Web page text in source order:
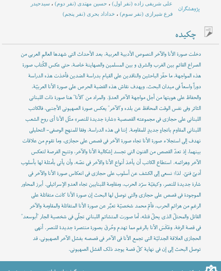
پژوهشگران علی شریفی زاده (نفر اول) ، حسین مهتدی (نفر دوم) ،سیدحیدر
فرع شیرازی (نفر سوم) ، خداداد بحری (نفر پنجم)
چکیده
دخلت صورة الأنا والآخر النصوص الأدبیة العربیة، بعد الأحداث التی شهدها العالم العربی من
الصراع القائم بین الغرب والشرق و بین المسلمین والصهاینة خاصة، حتی عکس الکُتاب صورة
هذه المواجهة، ما حفّز الباحثین والناقدین على القیام بدراسة الضدین فأخذت هذه الدراسة
دوراً واسعاً فی میدان البحث، ویهدف نقاش هذه القضیة الحرص علی صورة الأنا العربیّة،
والحفاظ علی هویتها من أجل مواجهة الآخر العدوّ. والمراد من "الأنا" هنا صورة ذات اللبنانی
الثائر وفی نفس الوقت المحافظ عن بلده و"الآخر" یعکس صورة الصهیونی الأجنبی، فالکاتب
اللبنانی علی حجازی فی مجموعته القصصیة «شارة جدیدة للنصر» مثّل الأنا أی روح الشعب
اللبنانی المقاوم باتجاهٍ جدیدٍ للمقاومة. إننا فی هذه الدراسة، وفقا للمنهج الوصفی- التحلیلی
نهدف إلی استجلاء صورة الأنا تجاه صورة الآخر فی قصص علی حجازی، وما تقوم من علاقات
بینهما، إذ تعدّ القصص من الفنون التی تجسد إشکالیة الأنا والآخر، وتتیح الفرصة لتعکس
الآخر وهزائمه. استطاع الکاتب أن یأخذ أنواع الأنا والآخر فی نصّه، وأن یأتی بأمثلة لها بأسلوب
أدبیّ فنیّ. لذا؛ نسعی إلى الکشف عن أسلوب علی حجازی فی انعکاس صورة الأنا والآخر فی
شارة جدیدة للنصر، وکیفیّة سرّد الحرب، ومقاومة اللبنایین تجاه العدو الإسرائیلی. أبرز المحاور
الموجودة فی قصص علی حجازی والتی توصل لها البحث إن صورة الأنا کانت متفائلة على
الرغم من هزائم الحرب، فأمّ محمد شخصیّة تعبِّر عن صورة الأنا المتفائلة والمقاومة والآخر
القاتل والمحتلّ الذی یحلّ قتله، أما صورت المتشائم اللبنانی تجلّی فی شخصیة الجار "أبوسعد"
فی قصة الزفة، وعَکَسَ الأنا بالرغم مما تهدم وحُرقَ بصورة منتصرة جدیدة للنصر. أنهی
الحجازی العلاقة الجدلیّة التی تجمع الأنا فی الآخر فی قصصه بفشل الآخر الصهیونی، قد
توصل البحث إلى إن فی نهایة کلّ قصة یوجد ذلک الفشل الصهیونی.